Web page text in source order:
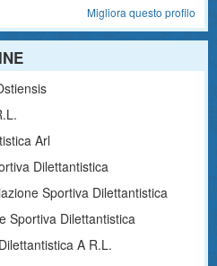
Migliora questo profilo
Arl
Dilettantistica
Sportiva Dilettantistica
Sportiva Dilettantistica
A R.l.